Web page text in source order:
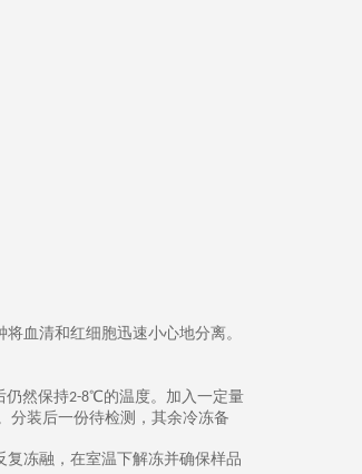
将血清和红细胞迅速小心地分离。
仍然保持2-8℃的温度。加入一定量
分装后一份待检测，其余冷冻备
复冻融，在室温下解冻并确保样品